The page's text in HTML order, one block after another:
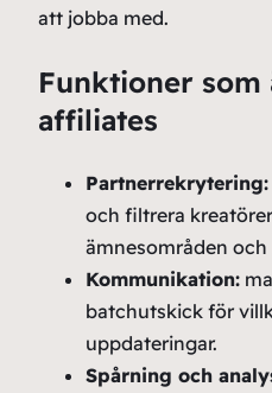
att jobba med.
Funktioner
affiliates
Partnerrekrytering:
och filtrera
ämnesområden och
Kommunikation:
batchutskick för
uppdateringar.
Spårning och